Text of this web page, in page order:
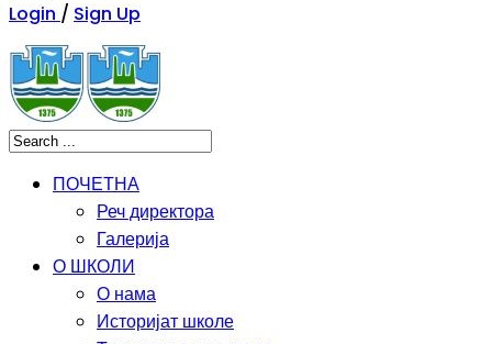
Login / Sign Up
ПОЧЕТНА
Реч директора
Галерија
О ШКОЛИ
О нама
Историјат школе